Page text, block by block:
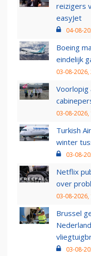
reizigers
easyJet
04-08-
Boeing
eindelijk
03-08-2026,
Voorlopig
03-08-2026,
Turkish
winter
03-08-
Netflix
over
03-08-2026,
Brussel
03-08-